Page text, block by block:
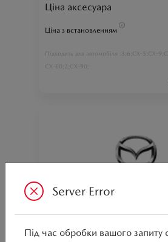
Ціна аксесуара
Ціна з встановленням
Підходить для автомобіля : 3; 6; CX-5; CX-9;
CX-60;
2; CX-90;
Блокування OBD роз'єму
Ціна аксесуара
Server Error
Під час обробки вашого запиту